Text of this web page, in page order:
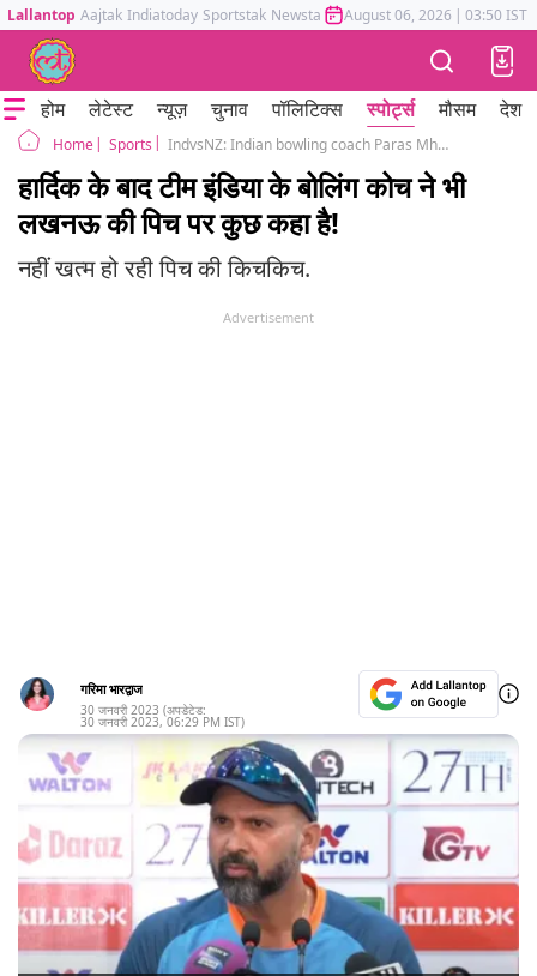
Lallantop Aajtak Indiatoday Sportstak Newstak Mumbai Tak Astrotak
August 06, 2026 | 03:50 IST
होम लेटेस्ट न्यूज़ चुनाव पॉलिटिक्स स्पोर्ट्स मौसम देश
Home Sports IndvsNZ: Indian bowling coach Paras Mhambrey says asks questions to curator about pitch
हार्दिक के बाद टीम इंडिया के बोलिंग कोच ने भी
लखनऊ की पिच पर कुछ कहा है!
नहीं खत्म हो रही पिच की किचकिच.
Advertisement
गरिमा भारद्वाज
30 जनवरी 2023 (अपडेटेड:
30 जनवरी 2023, 06:29 PM IST)